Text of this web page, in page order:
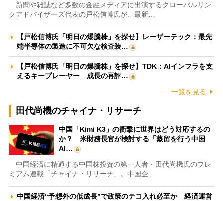
新聞や雑誌など多数の金融メディアに出演するグローバルリン
クアドバイザーズ代表の戸松信博氏が、最新…
【戸松信博氏「明日の爆騰株」を探せ】レーザーテック：最先
端半導体の製造に不可欠な検査装…
【戸松信博氏「明日の爆騰株」を探せ】TDK：AIインフラを支
えるキープレーヤー 成長の再評…
一覧を見る
田代尚機のチャイナ・リサーチ
中国「Kimi K3」の衝撃に世界はどう対応するの
か？ 米財務長官が検討する「蒸留を行う中国
AI…
中国経済に精通する中国株投資の第一人者・田代尚機氏のプレ
ミアム連載「チャイナ・リサーチ」。中国企…
中国経済“予想外の低成長”で政策のテコ入れ必至か 経済運営